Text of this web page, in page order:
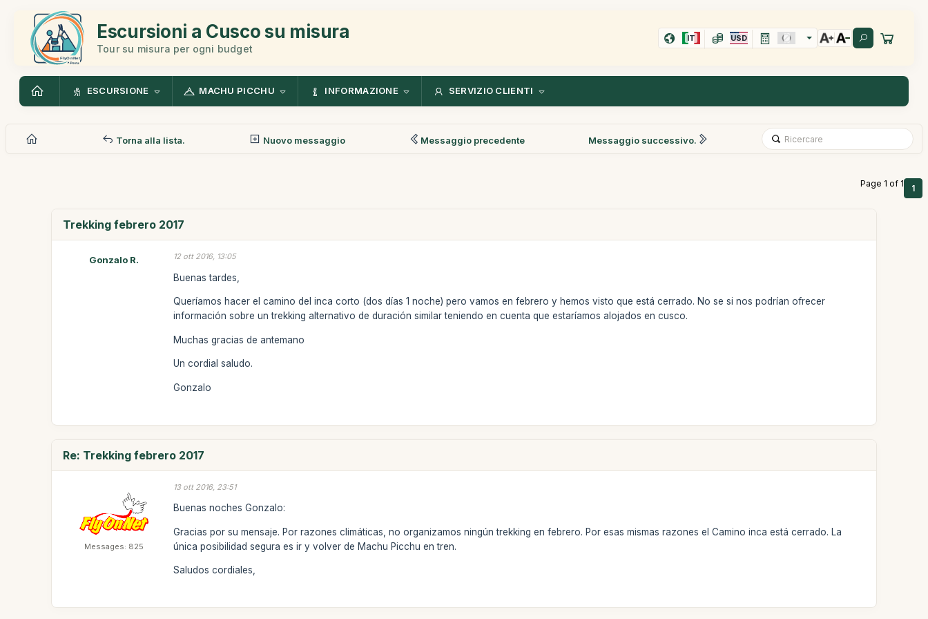
Escursioni a Cusco su misura
Tour su misura per ogni budget
IT USD
ESCURSIONE MACHU PICCHU INFORMAZIONE SERVIZIO CLIENTI
Torna alla lista. Nuovo messaggio Messaggio precedente Messaggio successivo.
Page 1 of 1 1
Trekking febrero 2017
Gonzalo R. 12 ott 2016, 13:05
Buenas tardes,
Queríamos hacer el camino del inca corto (dos días 1 noche) pero vamos en febrero y hemos visto que está cerrado. No se si nos podrían ofrecer
información sobre un trekking alternativo de duración similar teniendo en cuenta que estaríamos alojados en cusco.
Muchas gracias de antemano
Un cordial saludo.
Gonzalo
Re: Trekking febrero 2017
Messages: 825
13 ott 2016, 23:51
Buenas noches Gonzalo:
Gracias por su mensaje. Por razones climáticas, no organizamos ningún trekking en febrero. Por esas mismas razones el Camino inca está cerrado. La
única posibilidad segura es ir y volver de Machu Picchu en tren.
Saludos cordiales,